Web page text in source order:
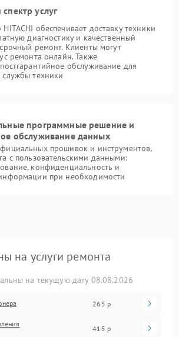
услуг
обеспечивает доставку техники
диагностику и качественный
ремонт. Клиенты могут
ремонта онлайн. Также
обслуживание для
техники
программные решение и
обслуживание данных
прошивок и инструментов,
с пользовательскими данными:
конфиденциальность и
при необходимости
на услуги ремонта
на текущую дату 08.08.2026
265 р
415 р